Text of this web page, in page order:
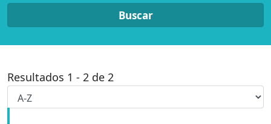
Buscar
Resultados 1 - 2 de 2